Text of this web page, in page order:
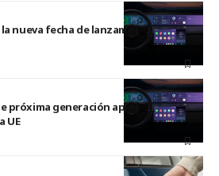
la nueva fecha de lanzamiento y más
próxima generación aparecen en
UE